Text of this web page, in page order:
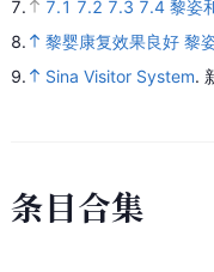
7. 7.1 7.2 7.3 7.4 黎姿
8.
黎婴康复效果良好 黎
9.
Sina Visitor System.
条目合集